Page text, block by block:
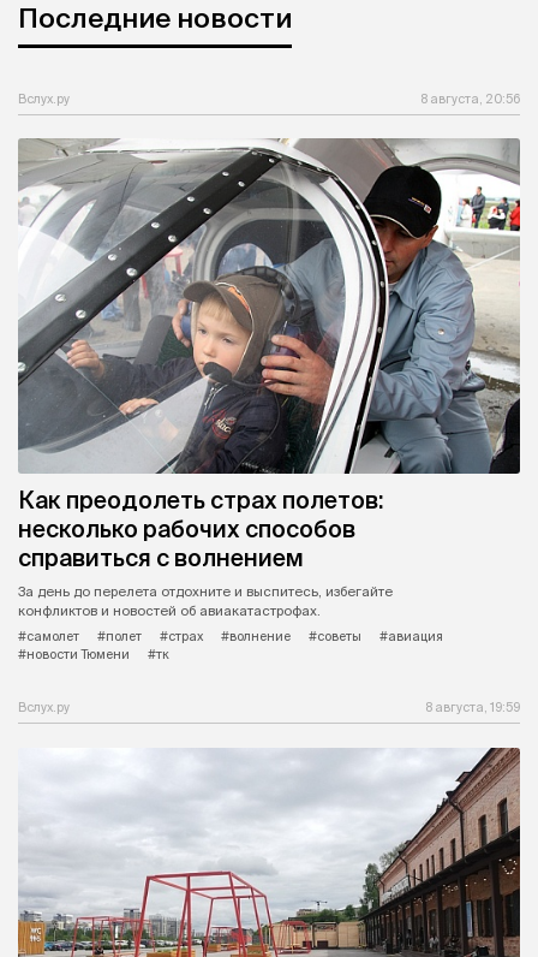
Последние новости
Вслух.ру 8 августа, 20:56
Как преодолеть страх полетов:
несколько рабочих способов
справиться с волнением
За день до перелета отдохните и выспитесь, избегайте
конфликтов и новостей об авиакатастрофах.
#самолет
#полет #страх #волнение #советы
#авиация
#новости Тюмени
#тк
Вслух.ру 8 августа, 19:59